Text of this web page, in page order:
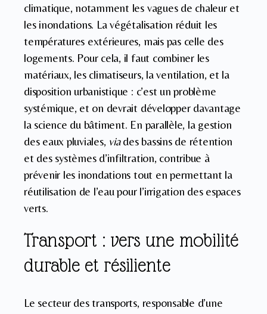
climatique, notamment les vagues de chaleur et
les inondations. La végétalisation réduit les
températures extérieures, mais pas celle des
logements. Pour cela, il faut combiner les
matériaux, les climatiseurs, la ventilation, et la
disposition urbanistique : c’est un problème
systémique, et on devrait développer davantage
la science du bâtiment. En parallèle, la gestion
des eaux pluviales, viades bassins de rétention
et des systèmes d’infiltration, contribue à
prévenir les inondations tout en permettant la
réutilisation de l’eau pour l’irrigation des espaces
verts.
Transport : vers une mobilité
durable et résiliente
Le secteur des transports, responsable d’une